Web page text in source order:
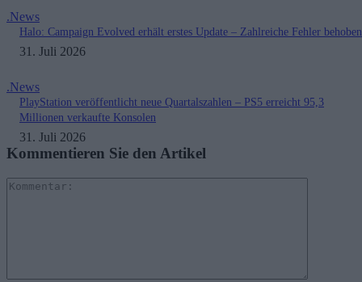
.News
Halo: Campaign Evolved erhält erstes Update – Zahlreiche Fehler behoben
31. Juli 2026
.News
PlayStation veröffentlicht neue Quartalszahlen – PS5 erreicht 95,3
Millionen verkaufte Konsolen
31. Juli 2026
Kommentieren Sie den Artikel